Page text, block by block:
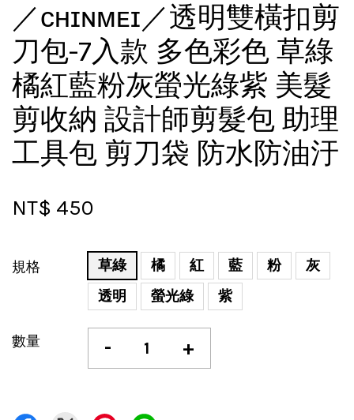
／ᴄʜɪɴᴍᴇɪ／透明雙橫扣剪
刀包-7入款 多色彩色 草綠
橘紅藍粉灰螢光綠紫 美髮
剪收納 設計師剪髮包 助理
工具包 剪刀袋 防水防油汙
NT$ 450
規格 草綠 橘 紅 藍 粉
灰
透明
螢光綠 紫
數量 - +